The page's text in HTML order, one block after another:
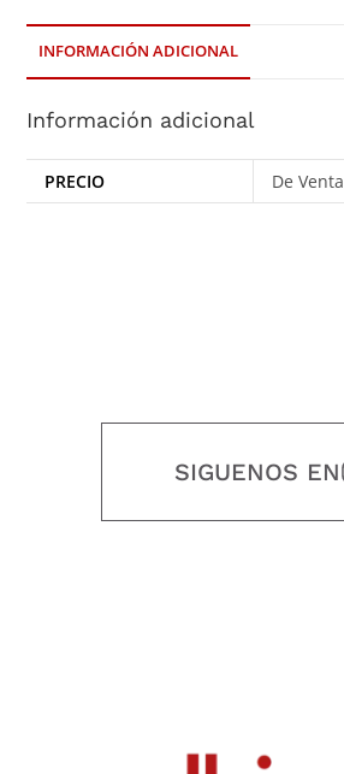
INFORMACIÓN ADICIONAL
Información adicional
PRECIO De Venta
SIGUENOS EN